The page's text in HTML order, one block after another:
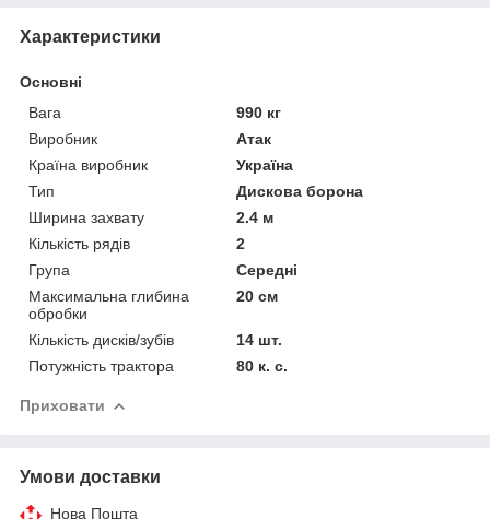
Характеристики
Основні
Вага
990 кг
Виробник
Атак
Країна виробник
Україна
Тип
Дискова борона
Ширина захвату
2.4 м
Кількість рядів
2
Група
Середні
Максимальна глибина
обробки
20 см
Кількість дисків/зубів
14 шт.
Потужність трактора
80 к. с.
Приховати
Умови доставки
Нова Пошта